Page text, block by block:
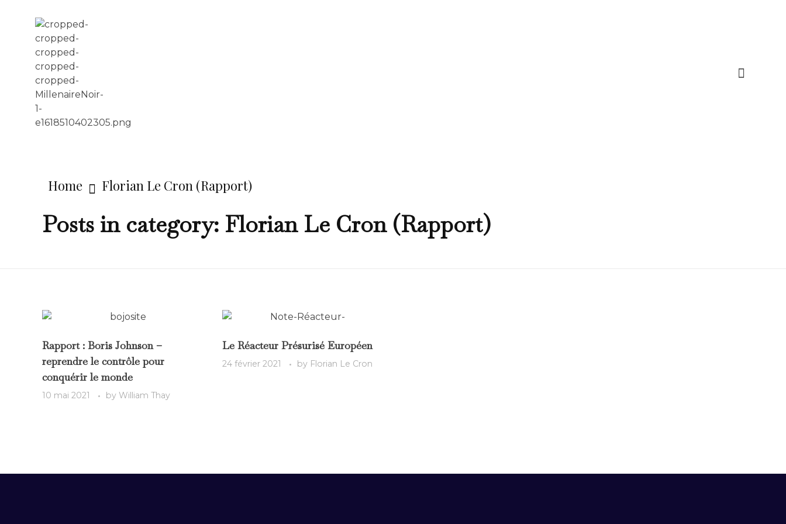
Home Florian Le Cron (Rapport)
Posts in category: Florian Le Cron (Rapport)
Rapport : Boris Johnson –
reprendre le contrôle pour
conquérir le monde
10 mai 2021 by William Thay
Le Réacteur Présurisé Européen
24 février 2021 by Florian Le Cron